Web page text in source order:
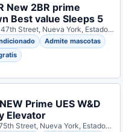
New 2BR prime
Best value Sleeps 5
454 West 47th Street, Nueva York, Estados Unidos
Admite mascotas
Prime UES W&D
Elevator
244 East 75th Street, Nueva York, Estados Unidos